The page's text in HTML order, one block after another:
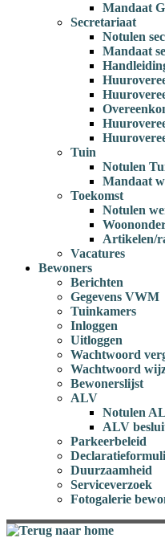
Mandaat
Secretariaat
Notulen
Mandaat
Tuin
Notulen
Mandaat
Toekomst
Notulen
Artikelen/
Vacatures
Bewoners
Berichten
Gegevens VWM
Tuinkamers
Inloggen
Uitloggen
Wachtwoord
Wachtwoord
Bewonerslijst
ALV
Notulen
ALV
Parkeerbeleid
Duurzaamheid
Serviceverzoek
Fotogalerie